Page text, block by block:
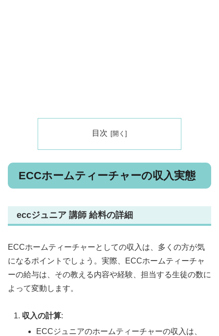
目次
ECCホームティーチャーの収入実態
eccジュニア 講師 給料の詳細
ECCホームティーチャーとしての収入は、多くの方が気
になるポイントでしょう。実際、ECCホームティーチャ
ーの給与は、その教える内容や経験、担当する生徒の数に
よって変動します。
収入の計算:
ECCジュニアのホームティーチャーの収入は、